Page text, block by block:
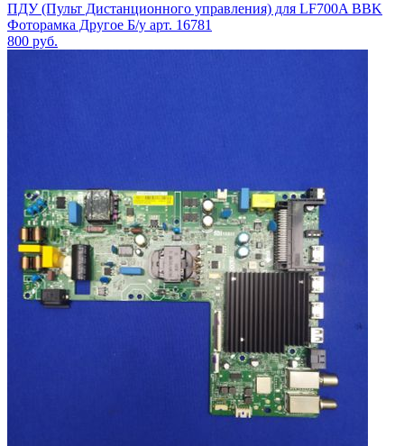
ПДУ (Пульт Дистанционного управления) для LF700A BBK
Фоторамка Другое Б/у арт. 16781
800 руб.